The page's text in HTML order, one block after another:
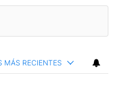
MÁS RECIENTES